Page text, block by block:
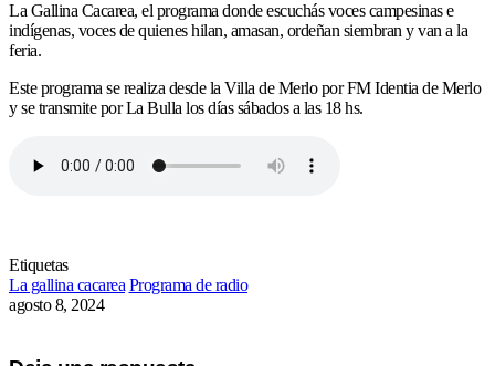
La Gallina Cacarea, el programa donde escuchás voces campesinas e
indígenas, voces de quienes hilan, amasan, ordeñan siembran y van a la
feria.
Este programa se realiza desde la Villa de Merlo por FM Identia de Merlo
y se transmite por La Bulla los días sábados a las 18 hs.
Etiquetas
La gallina cacarea Programa de radio
agosto 8, 2024